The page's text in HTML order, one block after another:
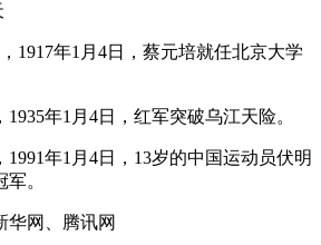
年1月4日，蔡元培就任北京大学
年1月4日，红军突破乌江天险。
年1月4日，13岁的中国运动员伏明
。
网、腾讯网